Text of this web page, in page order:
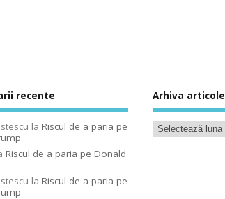
recente
la Riscul de a paria pe
Riscul de a paria pe Donald
la Riscul de a paria pe
Arhiva articole